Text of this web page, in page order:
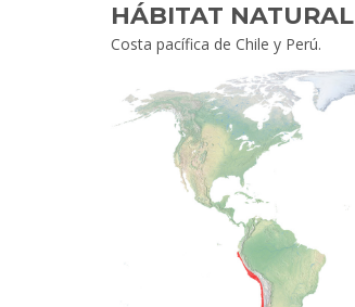
HÁBITAT NATURAL
Costa pacífica de Chile y Perú.